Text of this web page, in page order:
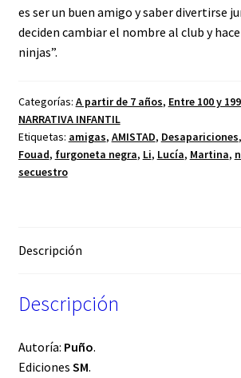
es ser un buen amigo y saber divertirse
deciden cambiar el nombre al club y
ninjas”.
Categorías: A partir de 7 años, Entre 100 y
NARRATIVA INFANTIL
Etiquetas: amigas, AMISTAD, Desapariciones,
Fouad, furgoneta negra, Li, Lucía, Martina,
secuestro
Descripción
Descripción
Autoría: Puño.
Ediciones SM.